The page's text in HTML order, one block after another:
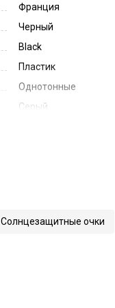
Франция
Черный
Black
Пластик
Однотонные
Серый
0258S
Солнцезащитные очки